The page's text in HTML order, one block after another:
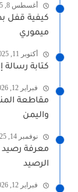
أغسطس 8, 2025
ميموري
أكتوبر 11, 2025
كتابة رسالة
فبراير 12, 2026
مقاطعة
واليمن
نوفمبر 14, 2025
الرصيد
فبراير 12, 2026